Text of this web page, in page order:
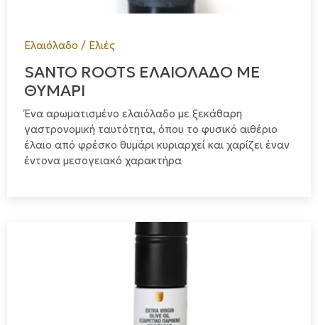
Ελαιόλαδο / Ελιές
SANTO ROOTS ΕΛΑΙΟΛΑΔΟ ΜΕ
ΘΥΜΑΡΙ
Ένα αρωματισμένο ελαιόλαδο με ξεκάθαρη
γαστρονομική ταυτότητα, όπου το φυσικό αιθέριο
έλαιο από φρέσκο θυμάρι κυριαρχεί και χαρίζει έναν
έντονα μεσογειακό χαρακτήρα